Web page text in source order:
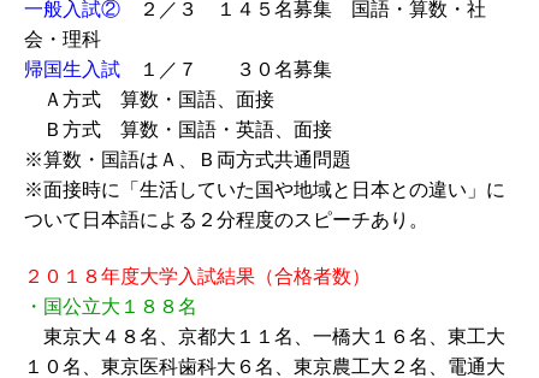
一般入試② ２／３ １４５名募集 国語・算数・社
会・理科
帰国生入試 １／７ ３０名募集
Ａ方式 算数・国語、面接
Ｂ方式 算数・国語・英語、面接
※算数・国語はＡ、Ｂ両方式共通問題
※面接時に「生活していた国や地域と日本との違い」に
ついて日本語による２分程度のスピーチあり。
２０１８年度大学入試結果（合格者数）
・国公立大１８８名
東京大４８名、京都大１１名、一橋大１６名、東工大
１０名、東京医科歯科大６名、東京農工大２名、電通大